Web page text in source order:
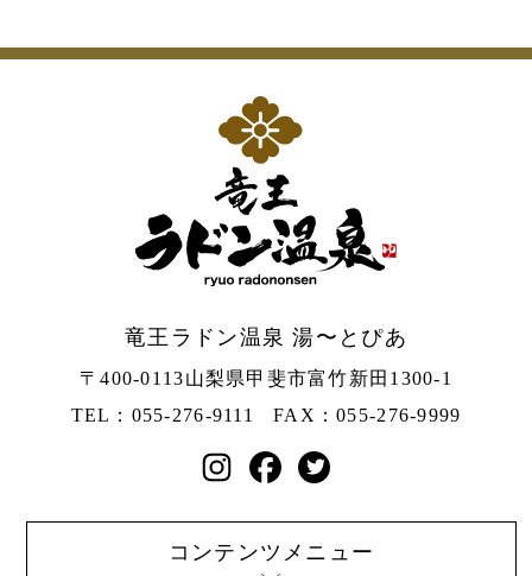
竜王ラドン温泉 湯〜とぴあ
〒400-0113山梨県甲斐市富竹新田1300-1
TEL：055-276-9111
FAX：055-276-9999
コンテンツメニュー